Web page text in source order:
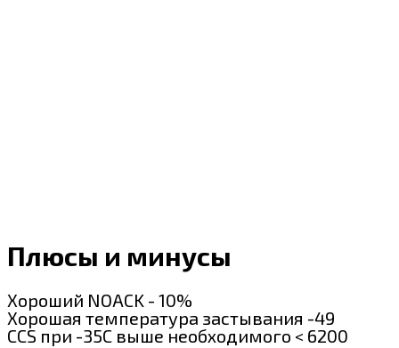
Плюсы и минусы
Хороший NOACK - 10%
Хорошая температура застывания -49
CCS при -35С выше необходимого < 6200